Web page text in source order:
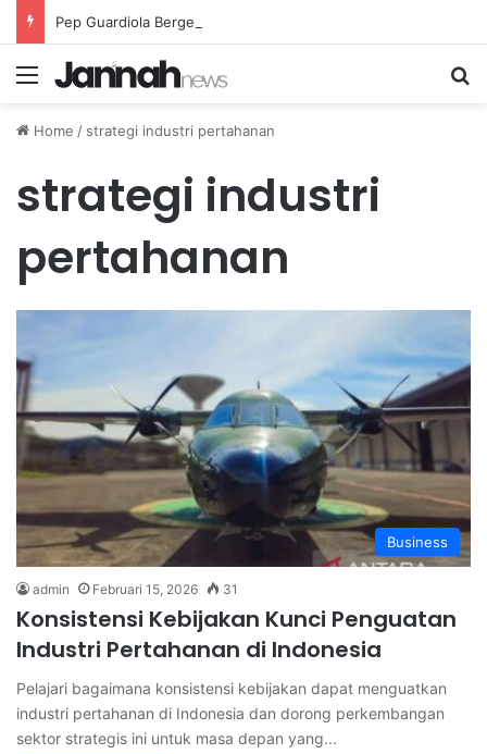
Menu
Home / strategi industri pertahanan
strategi industri
pertahanan
Business
admin Februari 15, 2026 31
Konsistensi Kebijakan Kunci Penguatan
Industri Pertahanan di Indonesia
Pelajari bagaimana konsistensi kebijakan dapat menguatkan
industri pertahanan di Indonesia dan dorong perkembangan
sektor strategis ini untuk masa depan yang...